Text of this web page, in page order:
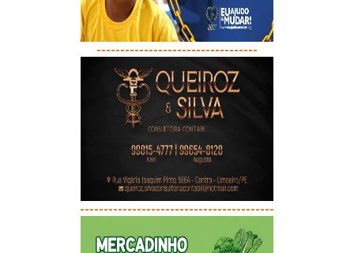
----------------------------------
-----------------------------------------